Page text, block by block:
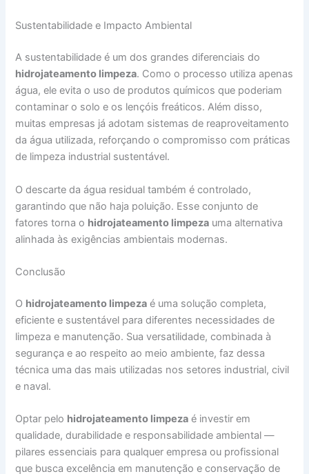
Sustentabilidade e Impacto Ambiental
A sustentabilidade é um dos grandes diferenciais do
hidrojateamento limpeza. Como o processo utiliza apenas
água, ele evita o uso de produtos químicos que poderiam
contaminar o solo e os lençóis freáticos. Além disso,
muitas empresas já adotam sistemas de reaproveitamento
da água utilizada, reforçando o compromisso com práticas
de limpeza industrial sustentável.
O descarte da água residual também é controlado,
garantindo que não haja poluição. Esse conjunto de
fatores torna o hidrojateamento limpeza uma alternativa
alinhada às exigências ambientais modernas.
Conclusão
O hidrojateamento limpeza é uma solução completa,
eficiente e sustentável para diferentes necessidades de
limpeza e manutenção. Sua versatilidade, combinada à
segurança e ao respeito ao meio ambiente, faz dessa
técnica uma das mais utilizadas nos setores industrial, civil
e naval.
Optar pelo hidrojateamento limpeza é investir em
qualidade, durabilidade e responsabilidade ambiental —
pilares essenciais para qualquer empresa ou profissional
que busca excelência em manutenção e conservação de